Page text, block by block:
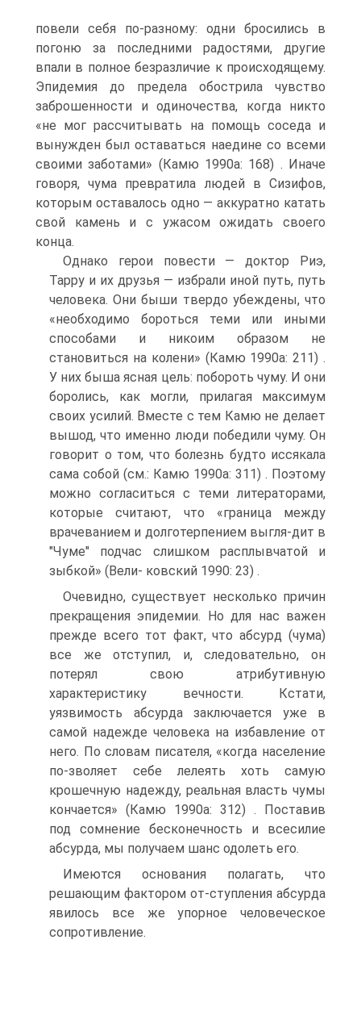
повели себя по-разному: одни бросились в
погоню за последними радостями, другие
впали в полное безразличие к происходящему.
Эпидемия до предела обострила чувство
заброшенности и одиночества, когда никто
«не мог рассчитывать на помощь соседа и
вынужден был оставаться наедине со всеми
своими заботами» (Камю 1990а: 168) . Иначе
говоря, чума превратила людей в Сизифов,
которым оставалось одно — аккуратно катать
свой камень и с ужасом ожидать своего
конца.
Однако герои повести — доктор Риэ,
Тарру и их друзья — избрали иной путь, путь
человека. Они быши твердо убеждены, что
«необходимо бороться теми или иными
способами и никоим образом не
становиться на колени» (Камю 1990а: 211) .
У них быша ясная цель: побороть чуму. И они
боролись, как могли, прилагая максимум
своих усилий. Вместе с тем Камю не делает
вышод, что именно люди победили чуму. Он
говорит о том, что болезнь будто иссякала
сама собой (см.: Камю 1990а: 311) . Поэтому
можно согласиться с теми литераторами,
которые считают, что «граница между
врачеванием и долготерпением выгля-дит в
"Чуме" подчас слишком расплывчатой и
зыбкой» (Вели- ковский 1990: 23) .
Очевидно, существует несколько причин
прекращения эпидемии. Но для нас важен
прежде всего тот факт, что абсурд (чума)
все же отступил, и, следовательно, он
потерял свою атрибутивную
характеристику вечности. Кстати,
уязвимость абсурда заключается уже в
самой надежде человека на избавление от
него. По словам писателя, «когда население
по-зволяет себе лелеять хоть самую
крошечную надежду, реальная власть чумы
кончается» (Камю 1990а: 312) . Поставив
под сомнение бесконечность и всесилие
абсурда, мы получаем шанс одолеть его.
Имеются основания полагать, что
решающим фактором от-ступления абсурда
явилось все же упорное человеческое
сопротивление.